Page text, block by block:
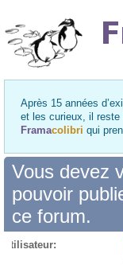
Après 15 années
et les curieux, il reste
Framacolibri qui
Vous devez
pouvoir
ce forum.